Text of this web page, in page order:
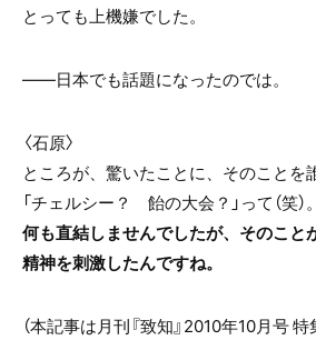
とっても上機嫌でした。
――日本でも話題になったのでは。
〈石原〉
ところが、驚いたことに、そのことを
「チェルシー？ 飴の大会？」って（笑）。
何も直結しませんでしたが、そのこと
精神を刺激したんですね。
（本記事は月刊『致知』2010年10月号